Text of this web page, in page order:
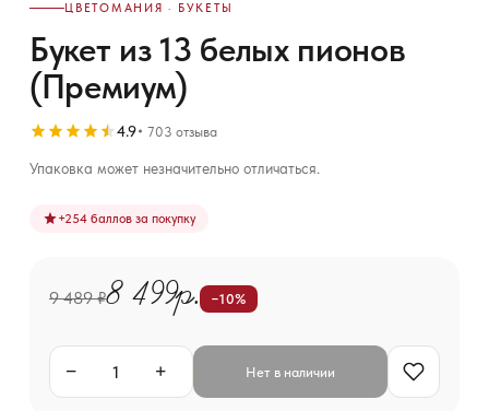
ЦВЕТОМАНИЯ · БУКЕТЫ
Букет из 13 белых пионов
(Премиум)
4.9 703 отзыва
Упаковка может незначительно отличаться.
+254 баллов за покупку
9 489 ₽8 499р. −10%
− + Нет в наличии